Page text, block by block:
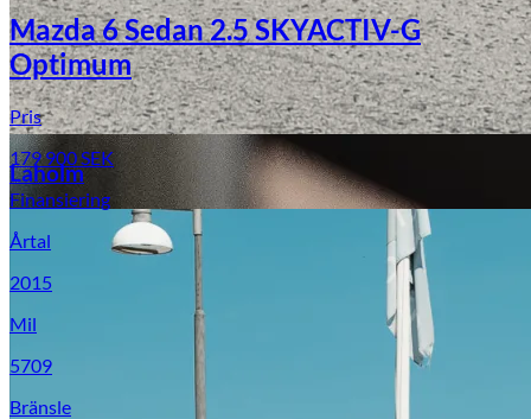
Laholm
Mazda 6 Sedan 2.5 SKYACTIV-G
Optimum
Pris
179 900 SEK
Finansiering
Årtal
2015
Mil
5709
Bränsle